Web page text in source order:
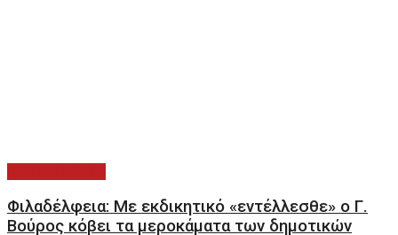
Φιλαδέλφεια: Με εκδικητικό «εντέλλεσθε» ο Γ.
Βούρος κόβει τα μεροκάματα των δημοτικών